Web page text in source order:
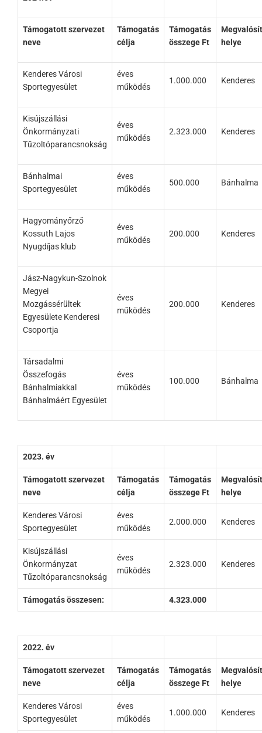
Támogatott szervezet
neve
Támogatás
célja
Támogatás
összege Ft
helye
Kenderes Városi
Sportegyesület
éves
működés
1.000.000 Kenderes
Kisújszállási
Önkormányzati
Tűzoltóparancsnokság
éves
működés
2.323.000 Kenderes
Bánhalmai
Sportegyesület
éves
működés
500.000 Bánhalma
Hagyományőrző
Kossuth Lajos
Nyugdíjas klub
éves
működés
200.000 Kenderes
Jász-Nagykun-Szolnok
Megyei
Mozgássérültek
Egyesülete Kenderesi
Csoportja
éves
működés
200.000 Kenderes
Társadalmi
Összefogás
Bánhalmiakkal
Bánhalmáért Egyesület
éves
működés
100.000 Bánhalma
2023. év
Támogatott szervezet
neve
Támogatás
célja
Támogatás
összege Ft
helye
Kenderes Városi
Sportegyesület
éves
működés
2.000.000 Kenderes
Kisújszállási
Önkormányzat
Tűzoltóparancsnokság
éves
működés
2.323.000 Kenderes
Támogatás összesen: 4.323.000
2022. év
Támogatott szervezet
neve
Támogatás
célja
Támogatás
összege Ft
helye
Kenderes Városi
Sportegyesület
éves
működés
1.000.000 Kenderes